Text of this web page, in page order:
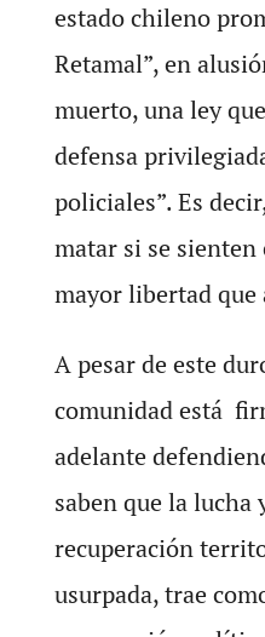
estado chileno
Retamal”, en
muerto, una ley
defensa
policiales”. Es
matar si se
mayor libertad que
A pesar de este
comunidad está
adelante
saben que la lucha
recuperación
usurpada, trae